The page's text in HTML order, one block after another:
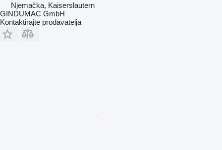
Njemačka, Kaiserslautern
GINDUMAC GmbH
Kontaktirajte prodavatelja